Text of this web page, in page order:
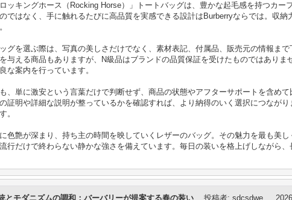
ッキングホース（Rocking Horse）」トートバッグは、豊かな起毛感を持つカー
ではなく、手に触れるたびに高品質を実感できる設計はBurberryならでは。収
グを選ぶ際は、写真の美しさだけでなく、素材表記、付属品、販売元の情報ま
与える商品もありますが、N級品はブランドの品質保証を受けたものではあり
な案内を行っています。
、単に激安という言葉だけで判断せず、商品の状態やアフターサポートを含め
証明や詳細な説明が整っているかを確認すれば、より納得のいく選択につなが
。
色艶が深まり、持ち主の時間を映していくレザーのバッグ。その魅力を最も美
行だけで終わらない静かな強さを備えています。毎日の装いを格上げしながら
とモダニズムの調和：バーバリーが提案する春の装い 投稿者: sdcsdwe 2026